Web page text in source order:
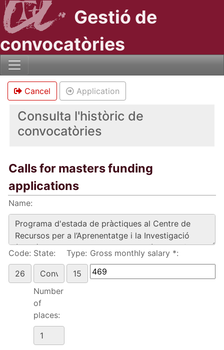
Gestió de
convocatòries
Consulta l'històric de
convocatòries
Calls for masters funding
applications
Name:
Code: State: Type: Gross monthly salary *:
Number
of
places:
Cancel Application